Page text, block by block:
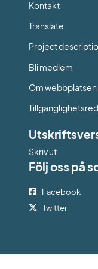
Kontakt
Translate
Project
Bli medlem
Om webbplatsen
Skriv ut
Följ oss på
Facebook
Twitter